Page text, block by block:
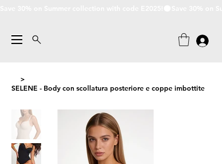
>
SELENE - Body con scollatura posteriore e coppe imbottite